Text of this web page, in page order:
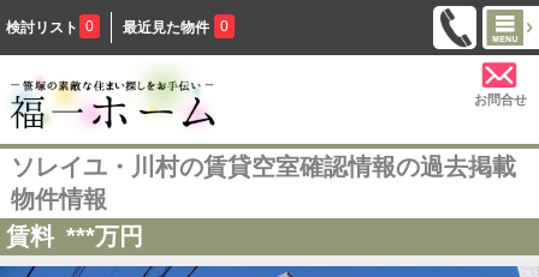
検討リスト 0 最近見た物件 0
お問合せ
ソレイユ・川村の賃貸空室確認情報の過去掲載
物件情報
賃料 ***万円